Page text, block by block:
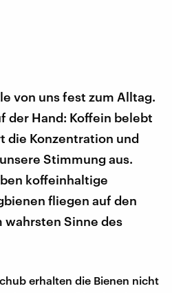
von uns fest zum Alltag.
der Hand: Koffein belebt
die Konzentration und
Stimmung aus.
koffeinhaltige
fliegen auf den
wahrsten Sinne des
erhalten die Bienen nicht